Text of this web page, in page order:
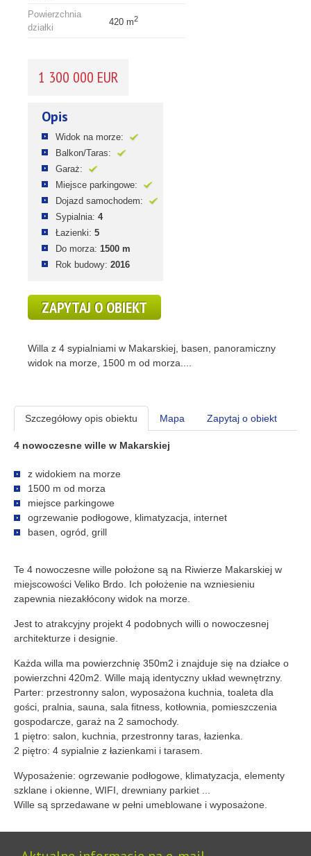
Powierzchnia
działki
420 m2
1 300 000 EUR
Opis
Widok na morze:
Balkon/Taras:
Garaż:
Miejsce parkingowe:
Dojazd samochodem:
Sypialnia: 4
Łazienki: 5
Do morza: 1500 m
Rok budowy: 2016
ZAPYTAJ O OBIEKT
Willa z 4 sypialniami w Makarskiej, basen, panoramiczny
widok na morze, 1500 m od morza....
Szczegółowy opis obiektu Mapa Zapytaj o obiekt
4 nowoczesne wille w Makarskiej
z widokiem na morze
1500 m od morza
miejsce parkingowe
ogrzewanie podłogowe, klimatyzacja, internet
basen, ogród, grill
Te 4 nowoczesne wille położone są na Riwierze Makarskiej w
miejscowości Veliko Brdo. Ich położenie na wzniesieniu
zapewnia niezakłócony widok na morze.
Jest to atrakcyjny projekt 4 podobnych willi o nowoczesnej
architekturze i designie.
Każda willa ma powierzchnię 350m2 i znajduje się na działce o
powierzchni 420m2. Wille mają identyczny układ wewnętrzny.
Parter: przestronny salon, wyposażona kuchnia, toaleta dla
gości, pralnia, sauna, sala fitness, kotłownia, pomieszczenia
gospodarcze, garaż na 2 samochody.
1 piętro: salon, kuchnia, przestronny taras, łazienka.
2 piętro: 4 sypialnie z łazienkami i tarasem.
Wyposażenie: ogrzewanie podłogowe, klimatyzacja, elementy
szklane i okienne, WIFI, drewniany parkiet ...
Wille są sprzedawane w pełni umeblowane i wyposażone.